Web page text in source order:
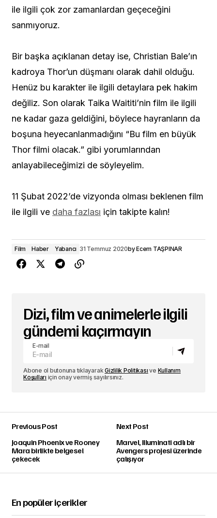
ile ilgili çok zor zamanlardan geçeceğini
sanmıyoruz.
Bir başka açıklanan detay ise, Christian Bale’ın
kadroya Thor’un düşmanı olarak dahil olduğu.
Henüz bu karakter ile ilgili detaylara pek hakim
değiliz. Son olarak Taika Waititi’nin film ile ilgili
ne kadar gaza geldiğini, böylece hayranların da
boşuna heyecanlanmadığını “Bu film en büyük
Thor filmi olacak.” gibi yorumlarından
anlayabileceğimizi de söyleyelim.
11 Şubat 2022’de vizyonda olması beklenen film
ile ilgili ve daha fazlası için takipte kalın!
Film Haber Yabancı 31 Temmuz 2020byEcem TAŞPINAR
Dizi, film ve animelerle ilgili
gündemi kaçırmayın
E-mail
Abone ol butonuna tıklayarakGizlilik Politikası ve Kullanım
Koşulları için onay vermiş sayılırsınız.
Previous Post
Joaquin Phoenix ve Rooney
Mara birlikte belgesel
çekecek
Next Post
Marvel, Illuminati adlı bir
Avengers projesi üzerinde
çalışıyor
En popüler içerikler